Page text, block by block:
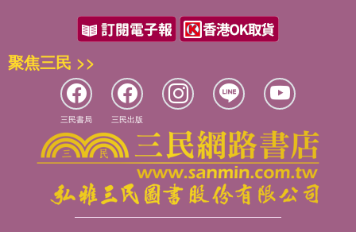
聚焦三民 >>
三民書局 三民出版